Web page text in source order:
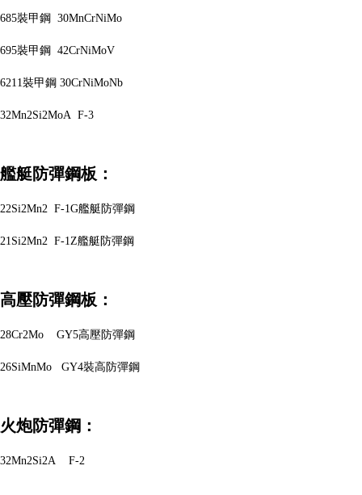
685裝甲鋼 30MnCrNiMo
695裝甲鋼 42CrNiMoV
6211裝甲鋼 30CrNiMoNb
32Mn2Si2MoA F-3
艦艇防彈鋼板：
22Si2Mn2 F-1G艦艇防彈鋼
21Si2Mn2 F-1Z艦艇防彈鋼
高壓防彈鋼板：
28Cr2Mo GY5高壓防彈鋼
26SiMnMo GY4裝高防彈鋼
火炮防彈鋼：
32Mn2Si2A F-2